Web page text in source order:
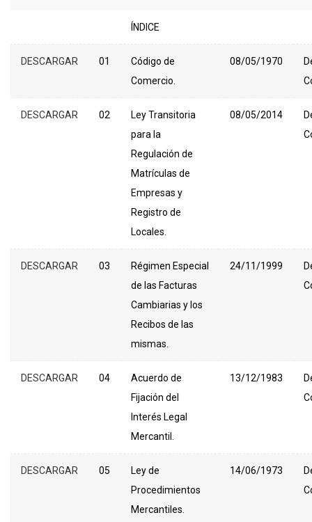
ÍNDICE
DESCARGAR 01
Código de
Comercio.
08/05/1970
DESCARGAR 02
Ley Transitoria
para la
Regulación de
Matrículas de
Empresas y
Registro de
Locales.
08/05/2014
DESCARGAR 03
Régimen Especial
de las Facturas
Cambiarias y los
Recibos de las
mismas.
24/11/1999
DESCARGAR 04
Acuerdo de
Fijación del
Interés Legal
Mercantil.
13/12/1983
DESCARGAR 05
Ley de
Procedimientos
Mercantiles.
14/06/1973